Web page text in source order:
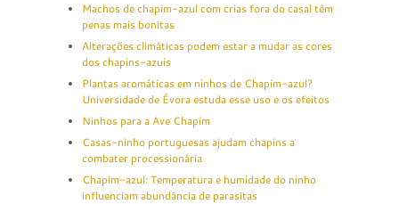
Machos de chapim-azul com crias fora do casal têm
penas mais bonitas
Alterações climáticas podem estar a mudar as cores
dos chapins-azuis
Plantas aromáticas em ninhos de Chapim-azul?
Universidade de Évora estuda esse uso e os efeitos
Ninhos para a Ave Chapim
Casas-ninho portuguesas ajudam chapins a
combater processionária
Chapim-azul: Temperatura e humidade do ninho
influenciam abundância de parasitas